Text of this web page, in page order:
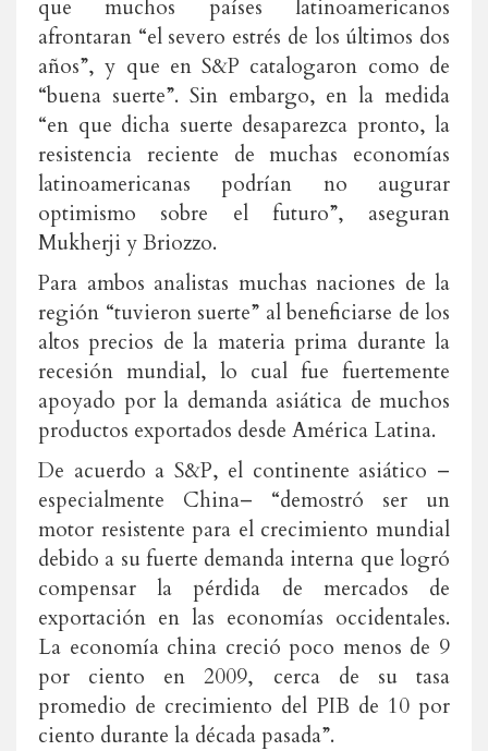
que muchos países latinoamericanos
afrontaran “el severo estrés de los últimos dos
años”, y que en S&P catalogaron como de
“buena suerte”. Sin embargo, en la medida
“en que dicha suerte desaparezca pronto, la
resistencia reciente de muchas economías
latinoamericanas podrían no augurar
optimismo sobre el futuro”, aseguran
Mukherji y Briozzo.
Para ambos analistas muchas naciones de la
región “tuvieron suerte” al beneficiarse de los
altos precios de la materia prima durante la
recesión mundial, lo cual fue fuertemente
apoyado por la demanda asiática de muchos
productos exportados desde América Latina.
De acuerdo a S&P, el continente asiático ­–
especialmente China– “demostró ser un
motor resistente para el crecimiento mundial
debido a su fuerte demanda interna que logró
compensar la pérdida de mercados de
exportación en las economías occidentales.
La economía china creció poco menos de 9
por ciento en 2009, cerca de su tasa
promedio de crecimiento del PIB de 10 por
ciento durante la década pasada”.